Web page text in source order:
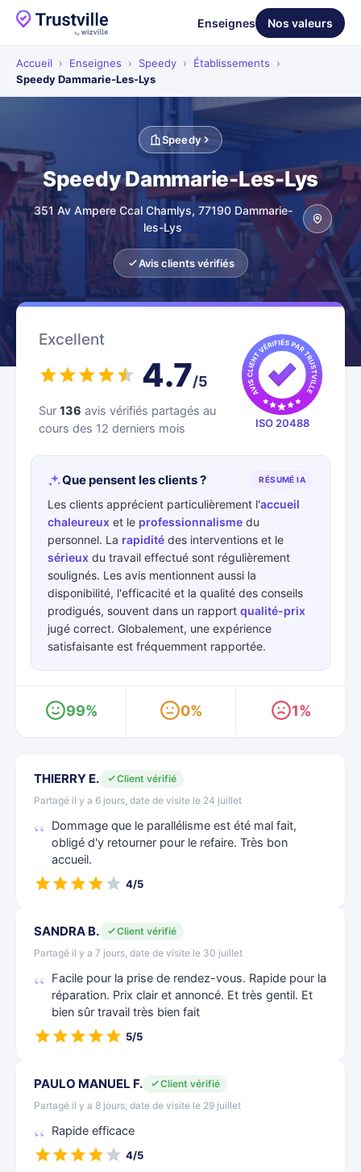
Enseignes Nos valeurs
Accueil › Enseignes › Speedy › Établissements
›
Speedy Dammarie-Les-Lys
Speedy
Speedy Dammarie-Les-Lys
351 Av Ampere Ccal Chamlys, 77190 Dammarie-
les-Lys
Avis clients vérifiés
Excellent
4.7/5
Sur 136 avis vérifiés partagés au
cours des 12 derniers mois
ISO 20488
Que pensent les clients ? RÉSUMÉ IA
Les clients apprécient particulièrement l'accueil
chaleureux et le professionnalisme du
personnel. La rapidité des interventions et le
sérieux du travail effectué sont régulièrement
soulignés. Les avis mentionnent aussi la
disponibilité, l'efficacité et la qualité des conseils
prodigués, souvent dans un rapport qualité-prix
jugé correct. Globalement, une expérience
satisfaisante est fréquemment rapportée.
99% 0% 1%
THIERRY E.
Client vérifié
Partagé il y a 6 jours, date de visite le 24 juillet
Dommage que le parallélisme est été mal fait,
obligé d'y retourner pour le refaire. Très bon
accueil.
4/5
SANDRA B.
Client vérifié
Partagé il y a 7 jours, date de visite le 30 juillet
Facile pour la prise de rendez-vous. Rapide pour la
réparation. Prix clair et annoncé. Et très gentil. Et
bien sûr travail très bien fait
5/5
PAULO MANUEL F.
Client vérifié
Partagé il y a 8 jours, date de visite le 29 juillet
Rapide efficace
4/5